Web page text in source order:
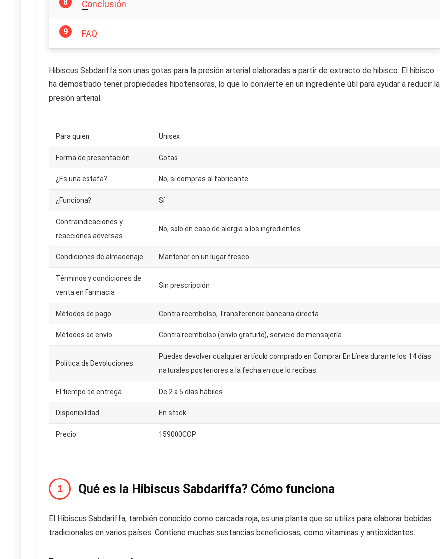
Conclusión
FAQ
Hibiscus Sabdariffa son unas gotas para la presión arterial elaboradas a partir de extracto de hibisco. El hibisco
ha demostrado tener propiedades hipotensoras, lo que lo convierte en un ingrediente útil para ayudar a reducir la
presión arterial.
Para quien Unisex
Forma de presentación Gotas
¿Es una estafa? No, si compras al fabricante.
¿Funciona? Sí
Contraindicaciones y
reacciones adversas
No, solo en caso de alergia a los ingredientes
Condiciones de almacenaje Mantener en un lugar fresco.
Términos y condiciones de
venta en Farmacia
Sin prescripción
Métodos de pago Contra reembolso, Transferencia bancaria directa
Métodos de envío Contra reembolso (envío gratuito), servicio de mensajería
Política de Devoluciones
Puedes devolver cualquier artículo comprado en Comprar En Línea durante los 14 días
naturales posteriores a la fecha en que lo recibas.
El tiempo de entrega De 2 a 5 días hábiles
Disponibilidad En stock
Precio 159000COP
Qué es la Hibiscus Sabdariffa? Cómo funciona
El Hibiscus Sabdariffa, también conocido como carcada roja, es una planta que se utiliza para elaborar bebidas
tradicionales en varios países. Contiene muchas sustancias beneficiosas, como vitaminas y antioxidantes.